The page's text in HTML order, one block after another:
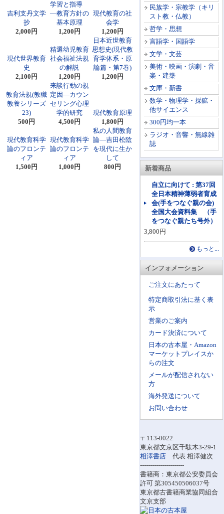
民族学・宗教学（キリ
スト教・仏教）
哲学・思想
言語学・国語学
文学・文芸
美術・映画・演劇・音
楽・建築
文庫・新書
数学・物理学・採鉱・
他サイエンス
300円均一本
ラジオ・音響・無線雑
誌
新着商品
自立に向けて : 第37回
全日本精神薄弱者育成
会(手をつなぐ親の会)
全国大会資料集 （手
をつなぐ親たち号外）
3,800円
もっと...
インフォメーション
ご注文にあたって
特定商取引法に基く表
示
営業のご案内
カード決済について
日本の古本屋・Amazon
マーケットプレイスか
らの注文
メールが配信されない
方
海外発送について
お問い合わせ
〒113-0022
東京都文京区千駄木3-29-1
相澤書店 代表 相澤健次
----------------------
書籍商：東京都公安委員会
許可 第305450506037号
東京都古書籍商業協同組合
文京支部
吉利支丹文学
抄
2,000円
学習と指導
―教育方針の
基本原理
1,200円
現代教育の社
会学
1,200円
現代世界教育
史
2,100円
精選幼児教育
社会福祉法規
の解説
1,200円
日本近世教育
思想史(現代教
育学体系・原
論篇・第7巻)
1,200円
教育法規(教職
教養シリーズ
23)
500円
来談行動の規
定因―カウン
セリング心理
学的研究
4,500円
現代教育原理
1,800円
現代教育科学
論のフロンテ
ィア
1,500円
現代教育科学
論のフロンテ
ィア
1,000円
私の人間教育
論―吉田松陰
を現代に生か
して
800円